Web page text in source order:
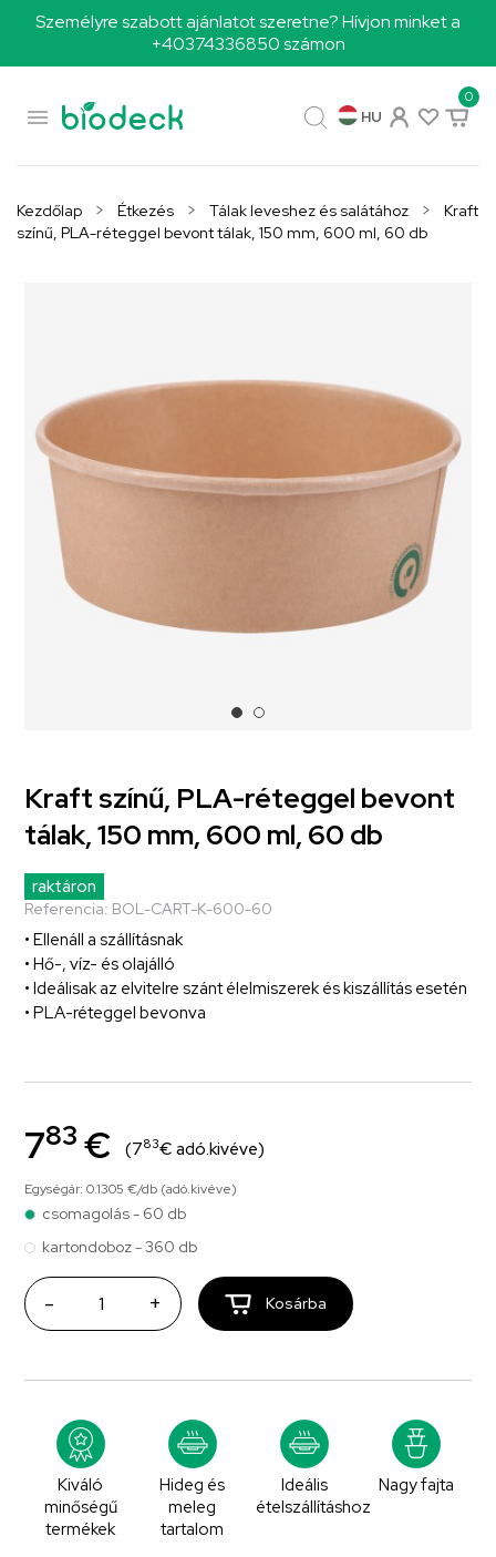
Személyre szabott ajánlatot szeretne? Hívjon minket a
+40374336850 számon

0
HU
Kezdőlap Étkezés Tálak leveshez és salátához
Kraft
színű, PLA-réteggel bevont tálak, 150 mm, 600 ml, 60 db
Kraft színű, PLA-réteggel bevont
tálak, 150 mm, 600 ml, 60 db
raktáron
Referencia: BOL-CART-K-600-60
• Ellenáll a szállításnak
• Hő-, víz- és olajálló
• Ideálisak az elvitelre szánt élelmiszerek és kiszállítás esetén
• PLA-réteggel bevonva
783 € (783€ adó.kivéve)
Egységár: 0.1305 €/db (adó.kivéve)
csomagolás - 60 db
kartondoboz - 360 db
- + Kosárba
Kiváló
minőségű
termékek
Hideg és
meleg
tartalom
Ideális
ételszállításhoz
Nagy fajta